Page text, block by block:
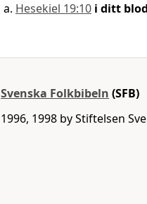
Hesekiel 19:10 i ditt blod
Svenska Folkbibeln (SFB)
1996, 1998 by Stiftelsen